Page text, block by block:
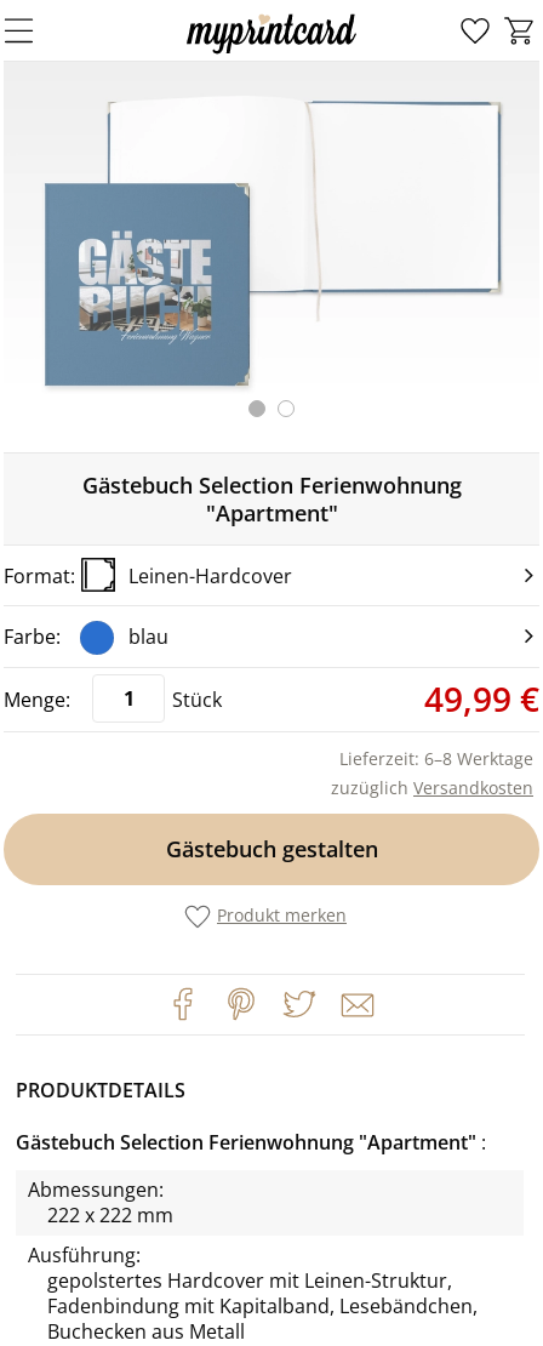
Gästebuch Selection Ferienwohnung
"Apartment"
Leinen-Hardcover
blau
Stück 49,99 €
Lieferzeit: 6–8 Werktage
zuzüglich Versandkosten
Gästebuch gestalten
Produkt merken
PRODUKTDETAILS
Gästebuch Selection Ferienwohnung "Apartment"
Abmessungen:
222 x 222 mm
Ausführung:
gepolstertes Hardcover mit Leinen-Struktur,
Fadenbindung mit Kapitalband, Lesebändchen,
Buchecken aus Metall